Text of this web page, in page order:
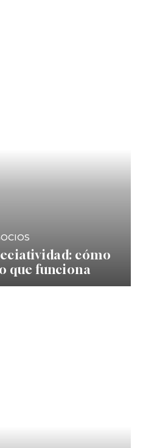
cómo
que funciona